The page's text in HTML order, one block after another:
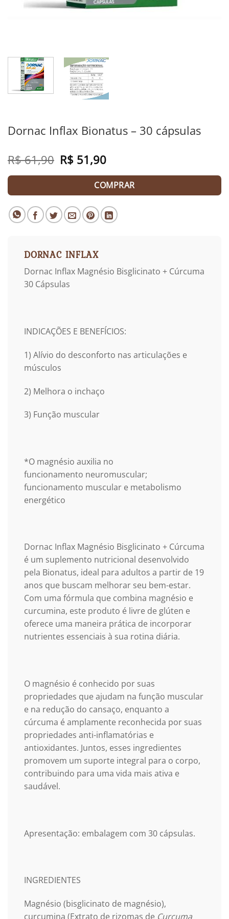
Dornac Inflax Bionatus – 30 cápsulas
R$61,90 Original
price
was:
R$51,90Current
price
is:
R$ 51,90.
COMPRAR
DORNAC INFLAX
Dornac Inflax Magnésio Bisglicinato + Cúrcuma
30 Cápsulas
INDICAÇÕES E BENEFÍCIOS:
1) Alívio do desconforto nas articulações e
músculos
2) Melhora o inchaço
3) Função muscular
*O magnésio auxilia no
funcionamento neuromuscular;
funcionamento muscular e metabolismo
energético
Dornac Inflax Magnésio Bisglicinato + Cúrcuma
é um suplemento nutricional desenvolvido
pela Bionatus, ideal para adultos a partir de 19
anos que buscam melhorar seu bem-estar.
Com uma fórmula que combina magnésio e
curcumina, este produto é livre de glúten e
oferece uma maneira prática de incorporar
nutrientes essenciais à sua rotina diária.
O magnésio é conhecido por suas
propriedades que ajudam na função muscular
e na redução do cansaço, enquanto a
cúrcuma é amplamente reconhecida por suas
propriedades anti-inflamatórias e
antioxidantes. Juntos, esses ingredientes
promovem um suporte integral para o corpo,
contribuindo para uma vida mais ativa e
saudável.
Apresentação: embalagem com 30 cápsulas.
INGREDIENTES
Magnésio (bisglicinato de magnésio),
curcumina (Extrato de rizomas de Curcuma